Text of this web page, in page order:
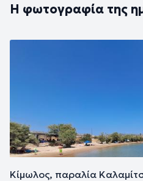
Η φωτογραφία της
Κίμωλος, παραλία